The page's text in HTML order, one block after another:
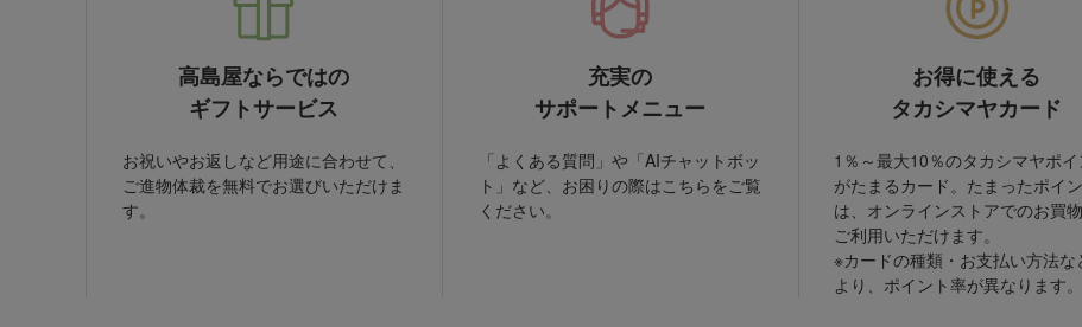
高島屋ならではの
ギフトサービス
お祝いやお返しなど用途に合わせて、
ご進物体裁を無料でお選びいただけま
す。
充実の
サポートメニュー
「よくある質問」や「AIチャットボッ
ト」など、お困りの際はこちらをご覧
ください。
お得に使える
タカシマヤカード
1％～最大10％のタカシマヤポイ
がたまるカード。たまったポイ
は、オンラインストアでのお買
ご利用いただけます。
※カードの種類・お支払い方法な
より、ポイント率が異なります。